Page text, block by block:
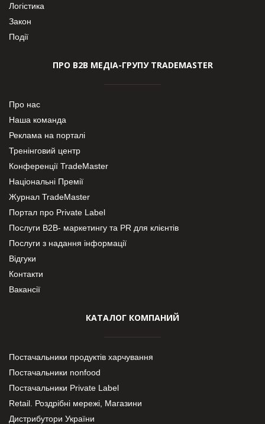
Логістика
Закон
Події
ПРО В2В МЕДІА-ГРУПУ TRADEMASTER
Про нас
Наша команда
Реклама на порталі
Тренінговий центр
Конференції TradeMaster
Національні Премії
Журнал TradeMaster
Портал про Private Label
Послуги В2В- маркетингу та PR для клієнтів
Послуги з надання інформації
Відгуки
Контакти
Вакансії
КАТАЛОГ КОМПАНИЙ
Постачальники продуктів харчування
Постачальники nonfood
Постачальники Private Label
Retail. Роздрібні мережі, Магазини
Дистрибутори України